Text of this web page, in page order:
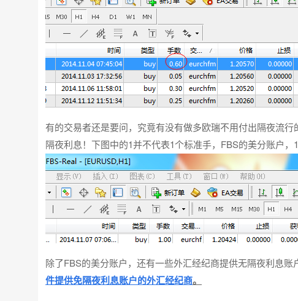
有的交易者还是要问，究竟有没有做多欧瑞不用付出隔夜流
隔夜利息！下图中的1并不代表1个标准手，FBS的美分账户
除了FBS的美分账户，还有一些外汇经纪商提供无隔夜利息
件提供免隔夜利息账户的外汇经纪商。